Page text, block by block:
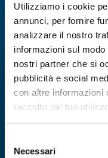
Utilizziamo i cookie
annunci, per fornire
analizzare il nostro
informazioni sul
nostri partner che si
pubblicità e social
con altre informazioni
raccolto dal tuo
delNecessari
VIA TANGENZIALE 3,